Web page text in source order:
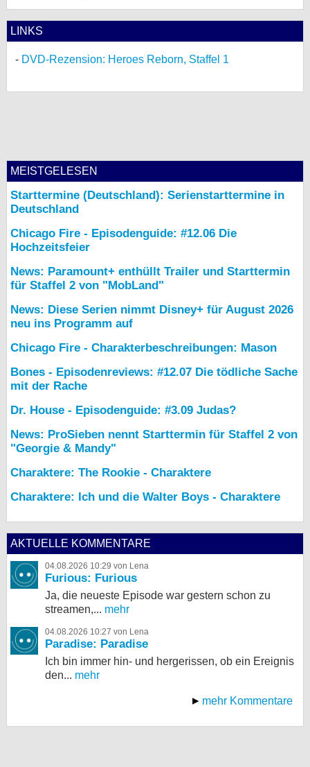
LINKS
DVD-Rezension: Heroes Reborn, Staffel 1
MEISTGELESEN
Starttermine (Deutschland): Serienstarttermine in
Deutschland
Chicago Fire - Episodenguide: #12.06 Die
Hochzeitsfeier
News: Paramount+ enthüllt Trailer und Starttermin
für Staffel 2 von "MobLand"
News: Diese Serien nimmt Disney+ für August 2026
neu ins Programm auf
Chicago Fire - Charakterbeschreibungen: Mason
Bones - Episodenreviews: #12.07 Die tödliche Sache
mit der Rache
Dr. House - Episodenguide: #3.09 Judas?
News: ProSieben nennt Starttermin für Staffel 2 von
"Georgie & Mandy"
Charaktere: The Rookie - Charaktere
Charaktere: Ich und die Walter Boys - Charaktere
AKTUELLE KOMMENTARE
04.08.2026 10:29 von Lena
Furious: Furious
Ja, die neueste Episode war gestern schon zu
streamen,... mehr
04.08.2026 10:27 von Lena
Paradise: Paradise
Ich bin immer hin- und hergerissen, ob ein Ereignis
den... mehr
mehr Kommentare